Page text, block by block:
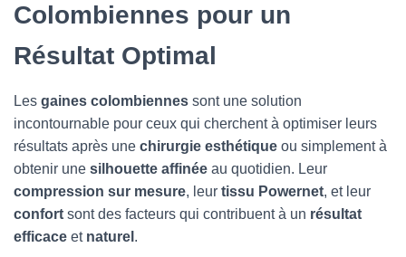
Colombiennes pour un
Résultat Optimal
Les gaines colombiennes sont une solution
incontournable pour ceux qui cherchent à optimiser leurs
résultats après une chirurgie esthétique ou simplement à
obtenir une silhouette affinée au quotidien. Leur
compression sur mesure, leur tissu Powernet, et leur
confort sont des facteurs qui contribuent à un résultat
efficace et naturel .